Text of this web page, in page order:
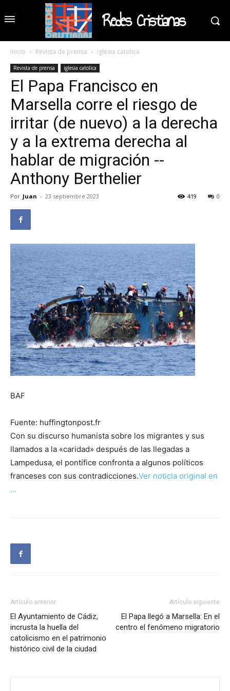
Redes Cristianas
Inicio Revista de prensa iglesia catolica
Revista de prensa iglesia catolica
El Papa Francisco en
Marsella corre el riesgo de
irritar (de nuevo) a la derecha
y a la extrema derecha al
hablar de migración --
Anthony Berthelier
Por Juan - 23 septiembre 2023 0
419
BAF
Fuente: huffingtonpost.fr
Con su discurso humanista sobre los migrantes y sus
llamados a la «caridad» después de las llegadas a
Lampedusa, el pontífice confronta a algunos políticos
franceses con sus contradicciones.Ver noticia original en
…
Artículo anterior
El Ayuntamiento de Cádiz,
incrusta la huella del
catolicismo en el patrimonio
histórico civil de la ciudad
Artículo siguiente
El Papa llegó a Marsella: En el
centro el fenómeno migratorio